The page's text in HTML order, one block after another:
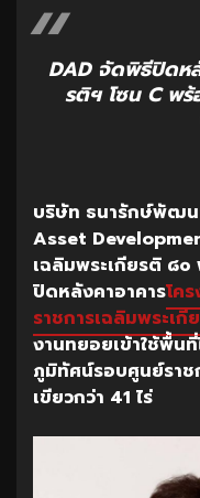
DAD จัดพิธีปิดหลั
รติฯ โซน C พ
บริษัท ธนารักษ์พัฒ
Asset
เฉลิมพระเกียรติ ๘
ปิดหลังคาอาคารโค
ราชการเฉลิมพระเ
งานทยอยเข้าใช้พื้น
ภูมิทัศน์รอบศูนย์ราช
เขียวกว่า 41 ไร่